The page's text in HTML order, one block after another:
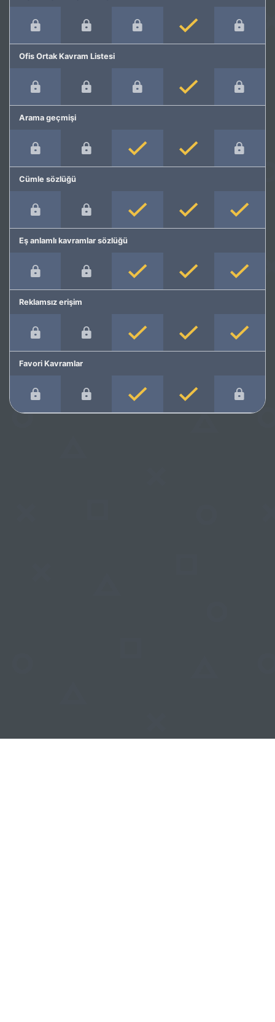
Ofis Ortak Kavram Listesi
Arama geçmişi
Cümle sözlüğü
Eş anlamlı kavramlar sözlüğü
Reklamsız erişim
Favori Kavramlar